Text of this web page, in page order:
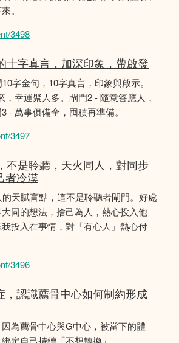
。
3498
十字真言，加深印象，帶啟發
字金句，10字真言，印象與啟示。
，幸運聚人多。閘門2 - 隨意答應人，
- 萬事俱備全，囤積再準備。
3497
不是聆聽，天火同人，對同步
者冷漠
天賦盲點，這不是聆聽者閘門。好處
同的想法，捨己為人，熱心投入他
投入在事情，對「有心人」熱心付
3496
，認識薦骨中心如何制約形成
為薦骨中心與G中心，被當下的體
定自己持續「不想轉換」。